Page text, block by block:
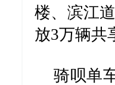
楼、滨江
放3万辆共
骑呗单